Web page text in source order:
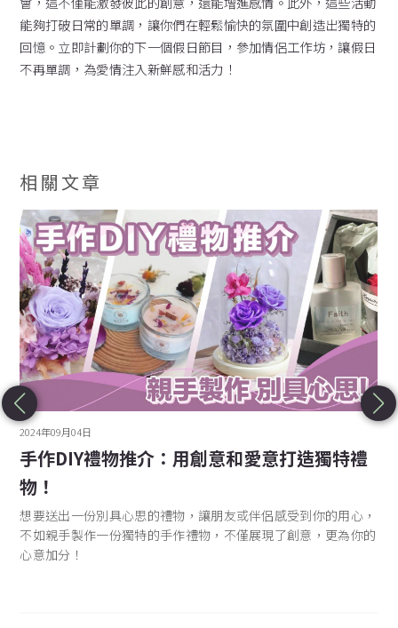
能夠打破日常的單調，讓你們在輕鬆愉快的氛圍中創造出獨特的
回憶。立即計劃你的下一個假日節目，參加情侶工作坊，讓假日
不再單調，為愛情注入新鮮感和活力！
相關文章
2024年09月04日
手作DIY禮物推介：用創意和愛意打造獨特禮
物！
想要送出一份別具心思的禮物，讓朋友或伴侶感受到你的用心，
不如親手製作一份獨特的手作禮物，不僅展現了創意，更為你的
心意加分！